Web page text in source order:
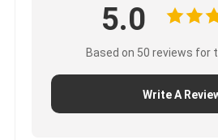
5.0
Based on 50 reviews for
Write A